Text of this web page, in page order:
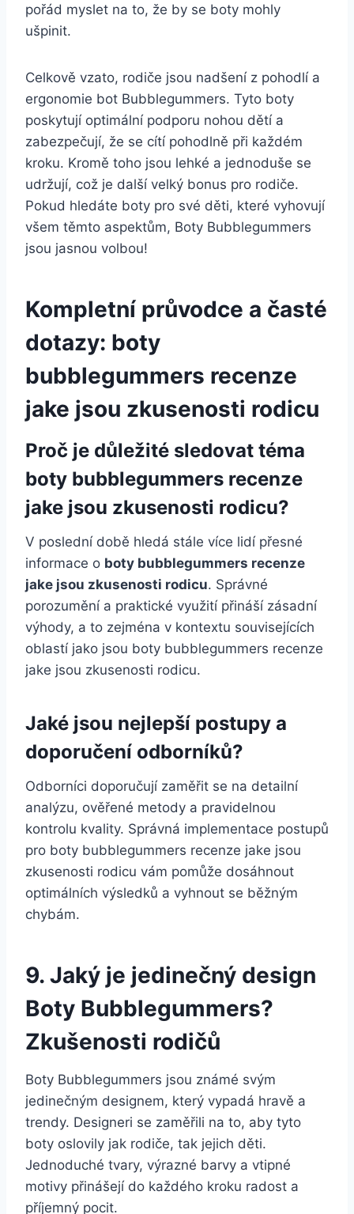
pořád myslet na to,⁤ že by se boty mohly
ušpinit.
Celkově vzato, rodiče ‌jsou ‌nadšení z pohodlí a
ergonomie bot⁣ Bubblegummers. Tyto boty
poskytují optimální ‌podporu nohou dětí ⁣a
zabezpečují, že ‍se cítí pohodlně při⁤ každém
kroku. Kromě toho jsou ‌lehké a ⁤jednoduše se
udržují, což je další velký bonus pro rodiče.⁢
Pokud hledáte boty pro své​ děti, které vyhovují⁢
všem těmto‌ aspektům, Boty Bubblegummers
jsou ⁤jasnou volbou!
Kompletní průvodce a časté
dotazy: boty
bubblegummers recenze
jake jsou zkusenosti rodicu
Proč je důležité sledovat téma
boty bubblegummers recenze
jake jsou zkusenosti rodicu?
V poslední době hledá stále více lidí přesné
informace o boty bubblegummers recenze
jake jsou zkusenosti rodicu. Správné
porozumění a praktické využití přináší zásadní
výhody, a to zejména v kontextu souvisejících
oblastí jako jsou boty bubblegummers recenze
jake jsou zkusenosti rodicu.
Jaké jsou nejlepší postupy a
doporučení odborníků?
Odborníci doporučují zaměřit se na detailní
analýzu, ověřené metody a pravidelnou
kontrolu kvality. Správná implementace postupů
pro boty bubblegummers recenze jake jsou
zkusenosti rodicu vám pomůže dosáhnout
optimálních výsledků a vyhnout se běžným
chybám.
9. Jaký je jedinečný design‍
Boty ‍Bubblegummers?
Zkušenosti rodičů
Boty Bubblegummers jsou známé ‌svým
jedinečným designem, který vypadá hravě a
trendy. ‍Designeri se⁢ zaměřili na to, ⁢aby tyto
boty oslovily jak rodiče, tak jejich ⁤děti.
Jednoduché tvary, výrazné barvy a vtipné
motivy ⁤přinášejí do každého kroku radost a
příjemný pocit.